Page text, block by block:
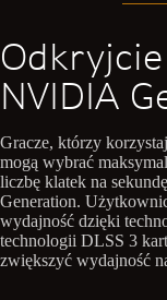
NVIDIA
Gracze, którzy
mogą wybrać
liczbę klatek na
Generation.
wydajność dzięki
technologii DLSS 3
zwiększyć wydajność